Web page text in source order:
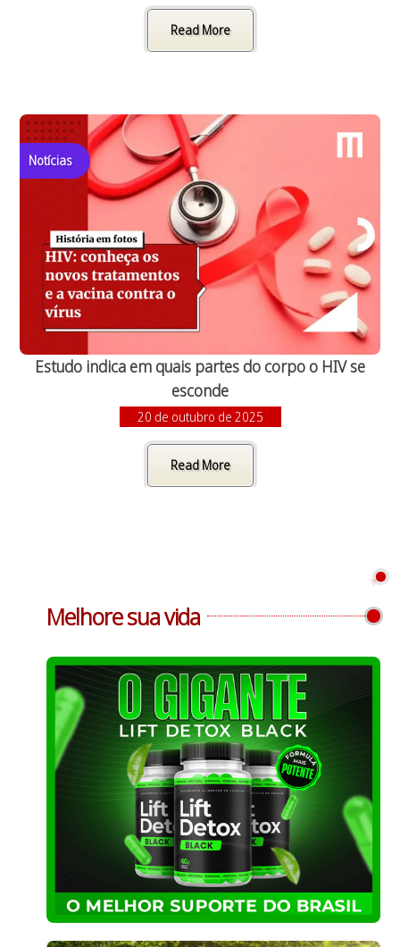
Read More
Notícias
Estudo indica em quais partes do corpo o HIV se
esconde
20 de outubro de 2025
Read More
Melhore sua vida